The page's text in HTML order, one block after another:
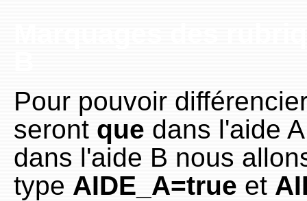
Pour pouvoir
seront que dans l'aide
dans l'aide B nous
type AIDE_A=true et